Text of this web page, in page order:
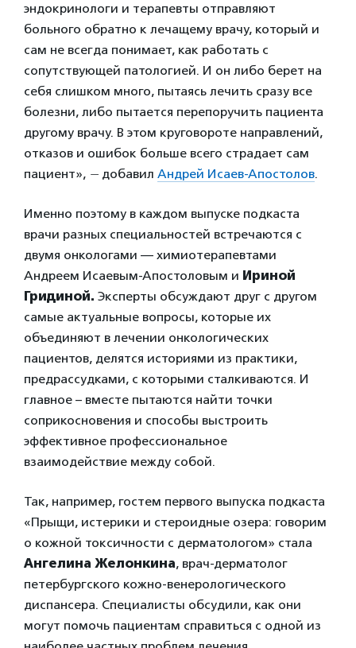
эндокринологи и терапевты отправляют
больного обратно к лечащему врачу, который и
сам не всегда понимает, как работать с
сопутствующей патологией. И он либо берет на
себя слишком много, пытаясь лечить сразу все
болезни, либо пытается перепоручить пациента
другому врачу. В этом круговороте направлений,
отказов и ошибок больше всего страдает сам
пациент», — добавил Андрей Исаев-Апостолов.
Именно поэтому в каждом выпуске подкаста
врачи разных специальностей встречаются с
двумя онкологами — химиотерапевтами
Андреем Исаевым-Апостоловым и Ириной
Гридиной. Эксперты обсуждают друг с другом
самые актуальные вопросы, которые их
объединяют в лечении онкологических
пациентов, делятся историями из практики,
предрассудками, с которыми сталкиваются. И
главное – вместе пытаются найти точки
соприкосновения и способы выстроить
эффективное профессиональное
взаимодействие между собой.
Так, например, гостем первого выпуска подкаста
«Прыщи, истерики и стероидные озера: говорим
о кожной токсичности с дерматологом» стала
Ангелина Желонкина, врач-дерматолог
петербургского кожно-венерологического
диспансера. Специалисты обсудили, как они
могут помочь пациентам справиться с одной из